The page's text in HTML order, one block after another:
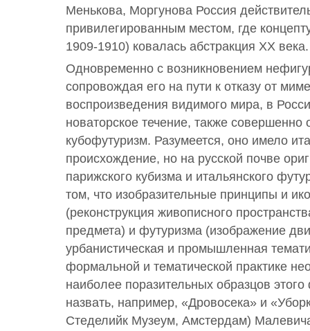
Менькова, Моргунова Россия
привилегированным местом, где
1909-1910) ковалась абстракция XX века.
Одновременно с возникновением
сопровождая его на пути к отказу от
воспроизведения видимого мира, в
новаторское течение, также совершенно
кубофутуризм. Разумеется, оно имело
происхождение, но на русской почве
парижского кубизма и итальянского
том, что изобразительные принципы и
(реконструкция живописного
предмета) и футуризма (изображение
урбанистическая и промышленная
формальной и тематической практике
наиболее поразительных образцов
назвать, например, «Дровосека» и
Стеделийк Музеум, Амстердам)